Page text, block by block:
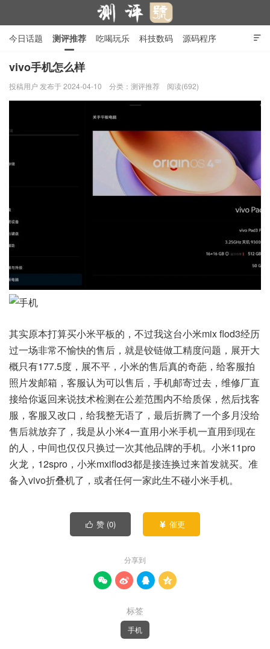
测评号

今日话题 测评推荐 吃喝玩乐 科技数码 源码程序
行业产品 在线投稿
vivo手机怎么样
投稿用户 发布于 2024-04-10 分类： 测评推荐 阅读(692)
其实原本打算买小米平板的，不过我这台小米mix flod3经历
过一场非常不愉快的售后，就是铰链做工精度问题，展开大
概只有177.5度，展不平，小米的售后真的奇葩，给客服拍
照片发邮箱，客服认为可以售后，手机邮寄过去，维修厂直
接给你返回来说技术检测在公差范围内不给质保，然后找客
服，客服又改口，给我整无语了，最后折腾了一个多月没给
售后就放弃了，我是从小米4一直用小米手机一直用到现在
的人，中间也仅仅只换过一次其他品牌的手机。小米11pro
火龙，12spro，小米mxiflod3都是接连换过来首发就买。准
备入vivo折叠机了，或者任何一家此生不碰小米手机。
 赞 (0)  催更
分享到
   
标签
手机